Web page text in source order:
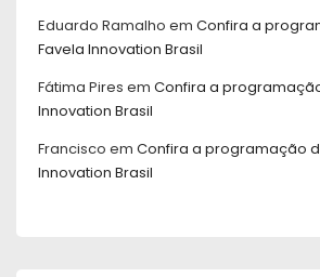
Eduardo Ramalho em Confira a
Favela Innovation Brasil
Fátima Pires em Confira a
Innovation Brasil
Francisco em Confira a programação
Innovation Brasil